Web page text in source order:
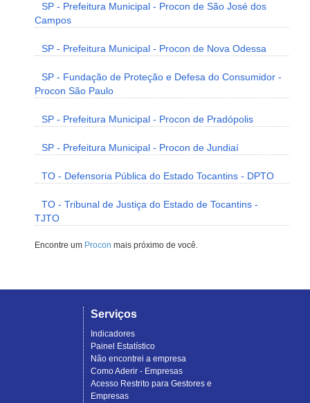
SP - Prefeitura Municipal - Procon de São José dos
Campos
SP - Prefeitura Municipal - Procon de Nova Odessa
SP - Fundação de Proteção e Defesa do Consumidor -
Procon São Paulo
SP - Prefeitura Municipal - Procon de Pradópolis
SP - Prefeitura Municipal - Procon de Jundiaí
TO - Defensoria Pública do Estado Tocantins - DPTO
TO - Tribunal de Justiça do Estado de Tocantins -
TJTO
Encontre um Procon mais próximo de você.
Serviços
Indicadores
Painel Estatístico
Não encontrei a empresa
Como Aderir - Empresas
Acesso Restrito para Gestores e
Empresas